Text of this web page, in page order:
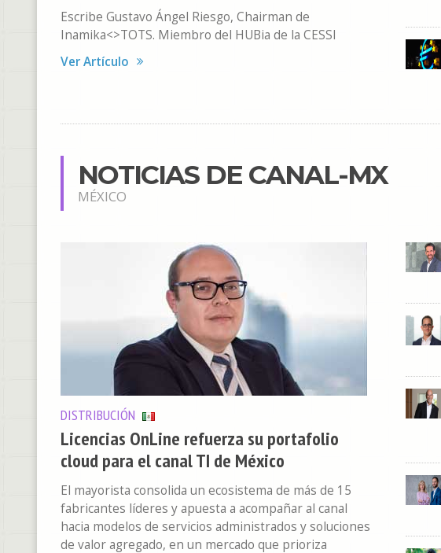
Escribe Gustavo Ángel Riesgo, Chairman de
Inamika<>TOTS. Miembro del HUBia de la CESSI
Ver Artículo
NOTICIAS DE CANAL-MX
MÉXICO
DISTRIBUCIÓN
Licencias OnLine refuerza su portafolio
cloud para el canal TI de México
El mayorista consolida un ecosistema de más de 15
fabricantes líderes y apuesta a acompañar al canal
hacia modelos de servicios administrados y soluciones
de valor agregado, en un mercado que prioriza